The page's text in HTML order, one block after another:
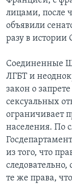
лицами, после
объявили
разу в
Соединенные
ЛГБТ и
закон о
сексуальных
ограничивает
населения. По
из того, что
те же права,